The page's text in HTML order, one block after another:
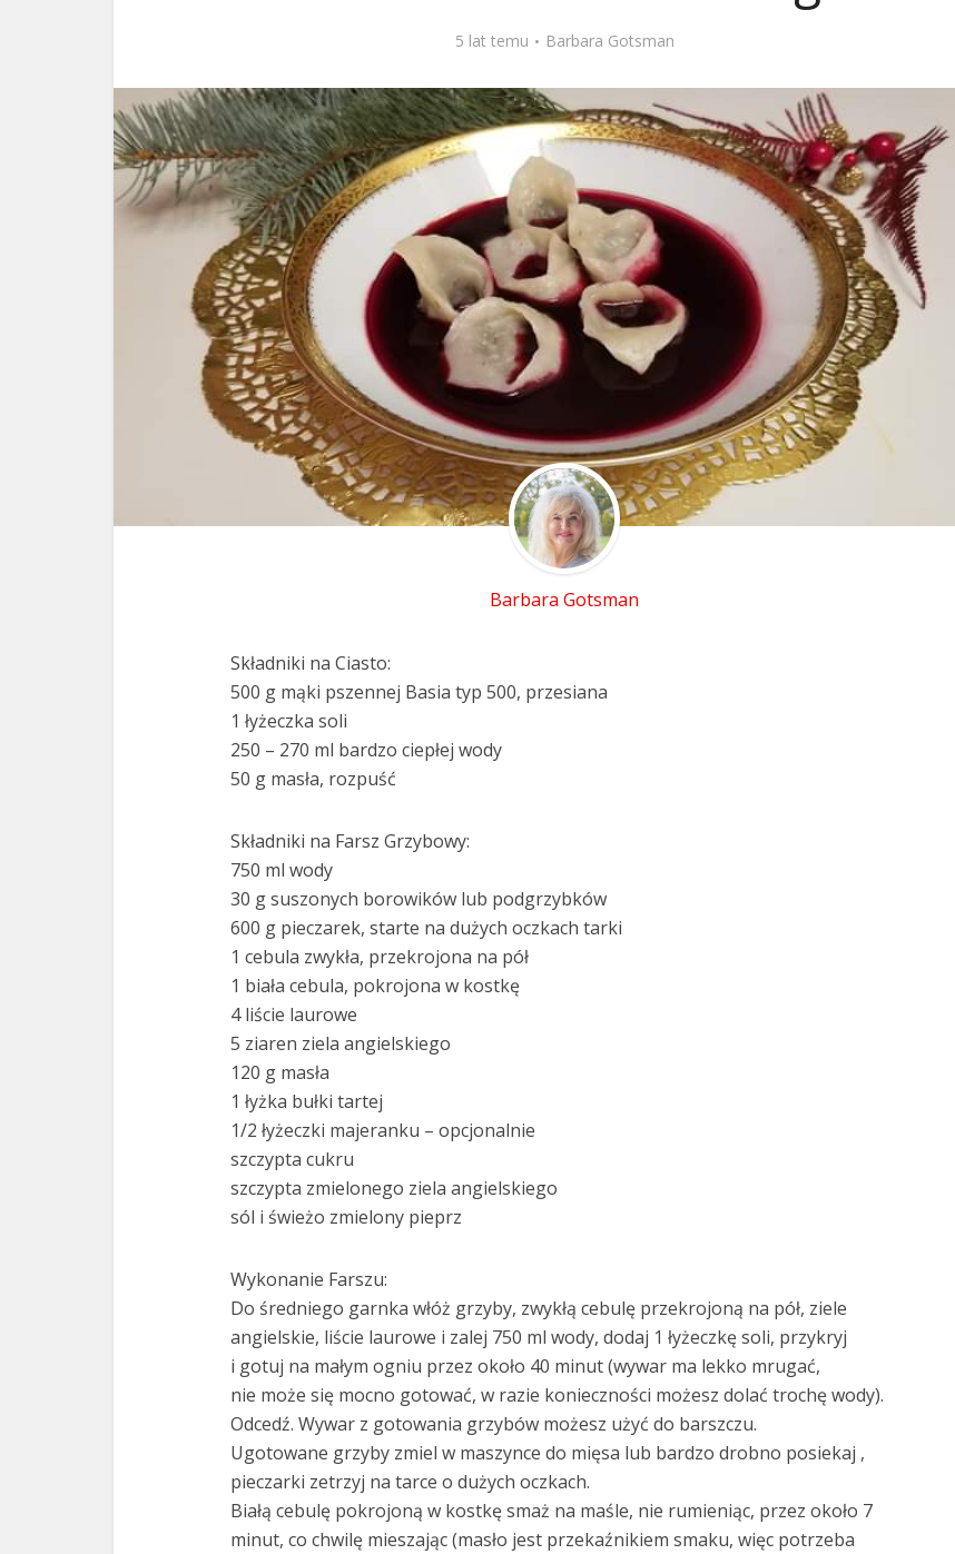
5 lat temu Barbara Gotsman
Barbara Gotsman
Składniki na Ciasto:
500 g mąki pszennej Basia typ 500, przesiana
1 łyżeczka soli
250 – 270 ml bardzo ciepłej wody
50 g masła, rozpuść
Składniki na Farsz Grzybowy:
750 ml wody
30 g suszonych borowików lub podgrzybków
600 g pieczarek, starte na dużych oczkach tarki
1 cebula zwykła, przekrojona na pół
1 biała cebula, pokrojona w kostkę
4 liście laurowe
5 ziaren ziela angielskiego
120 g masła
1 łyżka bułki tartej
1/2 łyżeczki majeranku – opcjonalnie
szczypta cukru
szczypta zmielonego ziela angielskiego
sól i świeżo zmielony pieprz
Wykonanie Farszu:
Do średniego garnka włóż grzyby, zwykłą cebulę przekrojoną na pół, ziele
angielskie, liście laurowe i zalej 750 ml wody, dodaj 1 łyżeczkę soli, przykryj
i gotuj na małym ogniu przez około 40 minut (wywar ma lekko mrugać,
nie może się mocno gotować, w razie konieczności możesz dolać trochę wody).
Odcedź. Wywar z gotowania grzybów możesz użyć do barszczu.
Ugotowane grzyby zmiel w maszynce do mięsa lub bardzo drobno posiekaj ,
pieczarki zetrzyj na tarce o dużych oczkach.
Białą cebulę pokrojoną w kostkę smaż na maśle, nie rumieniąc, przez około 7
minut, co chwilę mieszając (masło jest przekaźnikiem smaku, więc potrzeba
ks. Stefan Radziszewski